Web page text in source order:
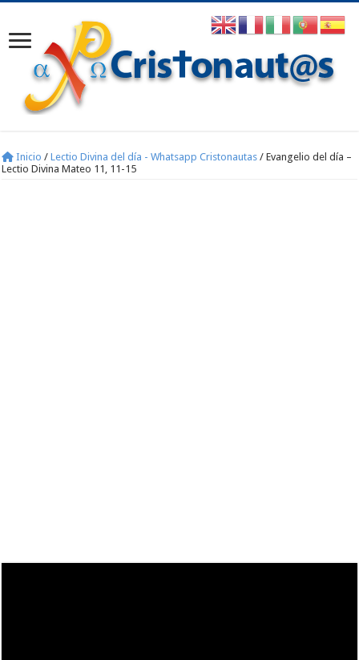
Inicio / Lectio Divina del día - Whatsapp Cristonautas / Evangelio del día –
Lectio Divina Mateo 11, 11-15